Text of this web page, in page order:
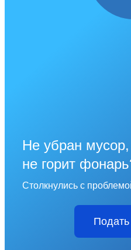
Не убран
не горит
Столкнулись с